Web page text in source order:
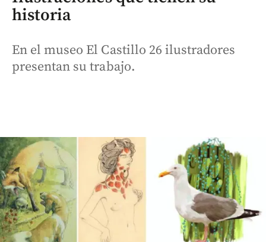
historia
En el museo El Castillo 26 ilustradores
presentan su trabajo.